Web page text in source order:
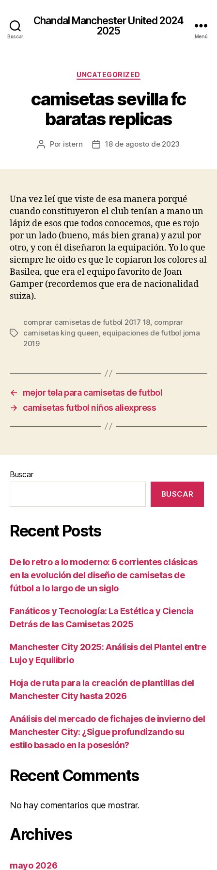
Buscar
Chandal Manchester United 2024
2025
Menú
Categorías
UNCATEGORIZED
camisetas sevilla fc
baratas replicas
Autor
Por istern
Fecha18 de agosto de 2023
Una vez leí que viste de esa manera porqué
cuando constituyeron el club tenían a mano un
lápiz de esos que todos conocemos, que es rojo
por un lado (bueno, más bien grana) y azul por
otro, y con él diseñaron la equipación. Yo lo que
siempre he oido es que le copiaron los colores al
Basilea, que era el equipo favorito de Joan
Gamper (recordemos que era de nacionalidad
suiza).
Etiquetas
comprar camisetas de futbol 2017 18 comprar
camisetas king queen equipaciones de futbol joma
2019
←
mejor tela para camisetas de futbol
→
camisetas futbol niños aliexpress
Buscar
BUSCAR
Recent Posts
De lo retro a lo moderno: 6 corrientes clásicas
en la evolución del diseño de camisetas de
fútbol a lo largo de un siglo
Fanáticos y Tecnología: La Estética y Ciencia
Detrás de las Camisetas 2025
Manchester City 2025: Análisis del Plantel entre
Lujo y Equilibrio
Hoja de ruta para la creación de plantillas del
Manchester City hasta 2026
Análisis del mercado de fichajes de invierno del
Manchester City: ¿Sigue profundizando su
estilo basado en la posesión?
Recent Comments
No hay comentarios que mostrar.
Archives
mayo 2026